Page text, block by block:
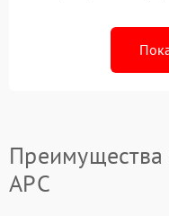
Преимущества
APC